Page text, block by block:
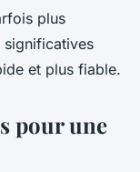
plus
significatives
et plus fiable.
pour une